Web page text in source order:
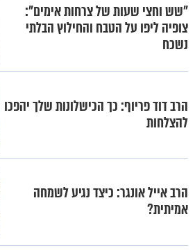
"שש וחצי שעות של צרחות אימים":
צופיה ליפו על הטבח והחילוץ הבלתי
נשכח
הרב דוד פריוף: כך הכישלונות שלך יהפכו
להצלחות
הרב אייל אונגר: כיצד נגיע לשמחה
אמיתית?